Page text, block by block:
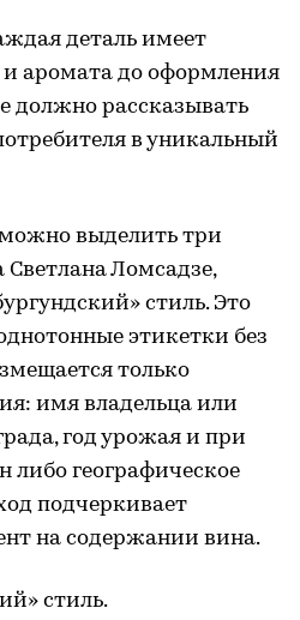
деталь имеет
аромата до оформления
должно рассказывать
в уникальный
выделить три
Светлана Ломсадзе,
стиль. Это
этикетки без
только
имя владельца или
год урожая и при
либо географическое
подчеркивает
на содержании вина.
стиль.